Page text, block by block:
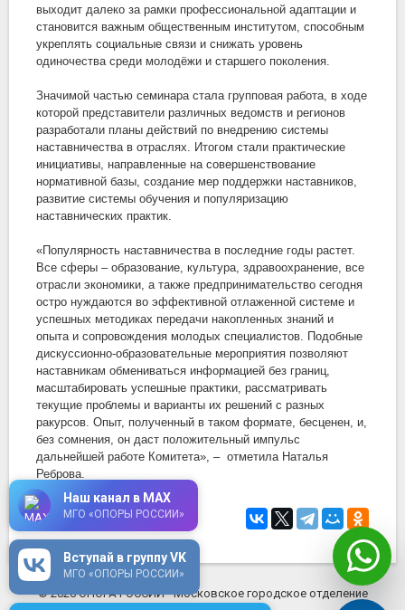
выходит далеко за рамки профессиональной адаптации и
становится важным общественным институтом, способным
укреплять социальные связи и снижать уровень
одиночества среди молодёжи и старшего поколения.
Значимой частью семинара стала групповая работа, в ходе
которой представители различных ведомств и регионов
разработали планы действий по внедрению системы
наставничества в отраслях. Итогом стали практические
инициативы, направленные на совершенствование
нормативной базы, создание мер поддержки наставников,
развитие системы обучения и популяризацию
наставнических практик.
«Популярность наставничества в последние годы растет.
Все сферы – образование, культура, здравоохранение, все
отрасли экономики, а также предпринимательство сегодня
остро нуждаются во эффективной отлаженной системе и
успешных методиках передачи накопленных знаний и
опыта и сопровождения молодых специалистов. Подобные
дискуссионно-образовательные мероприятия позволяют
наставникам обмениваться информацией без границ,
масштабировать успешные практики, рассматривать
текущие проблемы и варианты их решений с разных
ракурсов. Опыт, полученный в таком формате, бесценен, и,
без сомнения, он даст положительный импульс
дальнейшей работе Комитета», – отметила Наталья
Реброва.
19 июня 2026в 13:10
© 2026 ОПОРА РОССИИ - Московское городское отделение
Вступай в группу VK
МГО «ОПОРЫ РОССИИ»
Наш канал в MAX
МГО «ОПОРЫ РОССИИ»